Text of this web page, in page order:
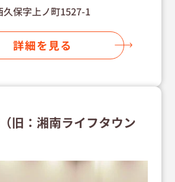
保字上ノ町1527-1
詳細を見る
旧：湘南ライフタウン